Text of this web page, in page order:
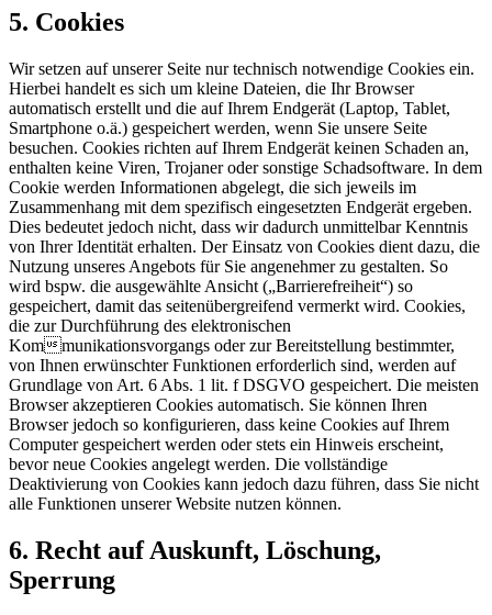
5. Cookies
Wir setzen auf unserer Seite nur technisch notwendige Cookies ein.
Hierbei handelt es sich um kleine Dateien, die Ihr Browser
automatisch erstellt und die auf Ihrem Endgerät (Laptop, Tablet,
Smartphone o.ä.) gespeichert werden, wenn Sie unsere Seite
besuchen. Cookies richten auf Ihrem Endgerät keinen Schaden an,
enthalten keine Viren, Trojaner oder sonstige Schadsoftware. In dem
Cookie werden Informationen abgelegt, die sich jeweils im
Zusammenhang mit dem spezifisch eingesetzten Endgerät ergeben.
Dies bedeutet jedoch nicht, dass wir dadurch unmittelbar Kenntnis
von Ihrer Identität erhalten. Der Einsatz von Cookies dient dazu, die
Nutzung unseres Angebots für Sie angenehmer zu gestalten. So
wird bspw. die ausgewählte Ansicht („Barrierefreiheit“) so
gespeichert, damit das seitenübergreifend vermerkt wird. Cookies,
die zur Durchführung des elektronischen
Kommunikationsvorgangs oder zur Bereitstellung bestimmter,
von Ihnen erwünschter Funktionen erforderlich sind, werden auf
Grundlage von Art. 6 Abs. 1 lit. f DSGVO gespeichert. Die meisten
Browser akzeptieren Cookies automatisch. Sie können Ihren
Browser jedoch so konfigurieren, dass keine Cookies auf Ihrem
Computer gespeichert werden oder stets ein Hinweis erscheint,
bevor neue Cookies angelegt werden. Die vollständige
Deaktivierung von Cookies kann jedoch dazu führen, dass Sie nicht
alle Funktionen unserer Website nutzen können.
6. Recht auf Auskunft, Löschung,
Sperrung